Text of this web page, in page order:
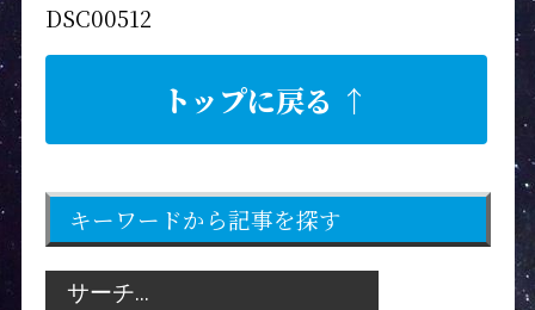
DSC00512
トップに戻る ↑
キーワードから記事を探す